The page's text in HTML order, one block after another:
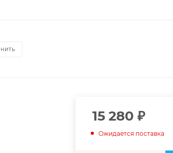
15 280 ₽
Ожидается поставка